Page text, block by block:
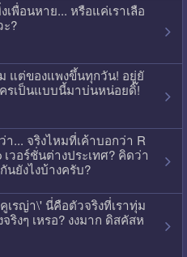
เพื่อนหาย... หรือแค่เราเลือ
?
ม แต่ของแพงขึ้นทุกวัน! อยู่ยั
ครเป็นแบบนี้มาบ่นหน่อยดิ๊!
... จริงไหมที่เค้าบอกว่า R
เวอร์ชั่นต่างประเทศ? คิดว่า
นยังไงบ้างครับ?
เรญ่า\' นี่คือตัวจริงที่เราทุ่ม
ริงๆ เหรอ? งงมาก ดิสคัสห